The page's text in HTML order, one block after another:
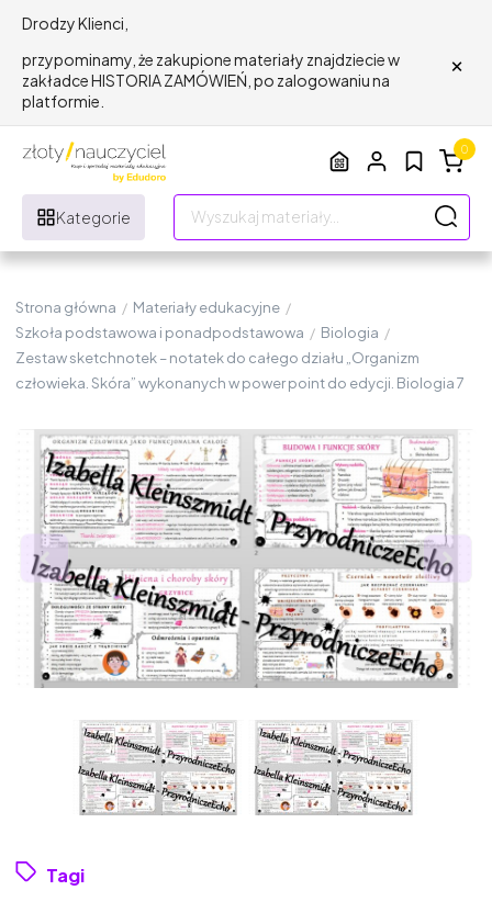
Drodzy Klienci,
przypominamy, że zakupione materiały znajdziecie w
zakładce HISTORIA ZAMÓWIEŃ, po zalogowaniu na
platformie.
×
Kategorie
0
Strona główna / Materiały edukacyjne /
Szkoła podstawowa i ponadpodstawowa / Biologia /
Zestaw sketchnotek – notatek do całego działu „Organizm
człowieka. Skóra” wykonanych w power point do edycji. Biologia 7
Tagi